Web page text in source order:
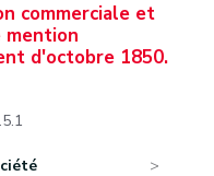
commerciale et
mention
d'octobre 1850.